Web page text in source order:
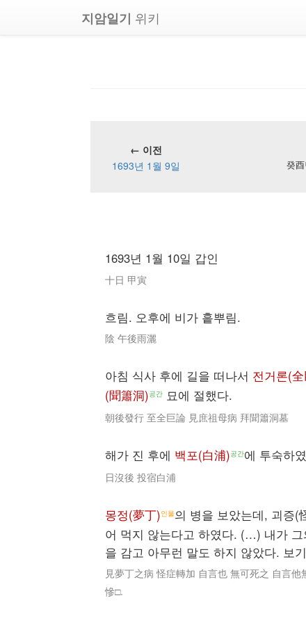
지암일기 위키
← 이전
1693년 1월 9일
癸
1693년 1월 10일 갑인
十日 甲寅
흐림. 오후에 비가 흩뿌림.
陰 午後雨灑
아침 식사 후에 길을 떠나서 전거론(
(聞簫洞)공간 묘에 절했다.
朝後發行 至全巨論 見庶祖母病 拜聞簫洞墓
해가 진 후에 백포(白浦)공간에 투숙하
日沒後 投宿白浦
몽정(夢丁)인물의 병을 보았는데, 괴증(
어 먹지 않는다고 하였다. (…) 내가
을 감고 아무런 말도 하지 않았다. 보
見夢丁之病 怪症轉加 自言也 無可死之 自言
慘□.